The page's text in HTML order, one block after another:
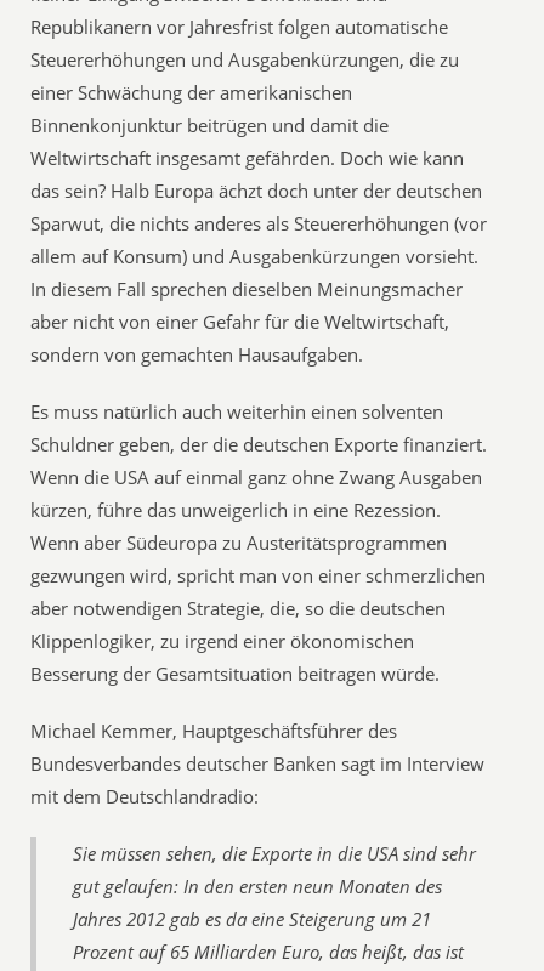
Republikanern vor Jahresfrist folgen automatische
Steuererhöhungen und Ausgabenkürzungen, die zu
einer Schwächung der amerikanischen
Binnenkonjunktur beitrügen und damit die
Weltwirtschaft insgesamt gefährden. Doch wie kann
das sein? Halb Europa ächzt doch unter der deutschen
Sparwut, die nichts anderes als Steuererhöhungen (vor
allem auf Konsum) und Ausgabenkürzungen vorsieht.
In diesem Fall sprechen dieselben Meinungsmacher
aber nicht von einer Gefahr für die Weltwirtschaft,
sondern von gemachten Hausaufgaben.
Es muss natürlich auch weiterhin einen solventen
Schuldner geben, der die deutschen Exporte finanziert.
Wenn die USA auf einmal ganz ohne Zwang Ausgaben
kürzen, führe das unweigerlich in eine Rezession.
Wenn aber Südeuropa zu Austeritätsprogrammen
gezwungen wird, spricht man von einer schmerzlichen
aber notwendigen Strategie, die, so die deutschen
Klippenlogiker, zu irgend einer ökonomischen
Besserung der Gesamtsituation beitragen würde.
Michael Kemmer, Hauptgeschäftsführer des
Bundesverbandes deutscher Banken sagt im Interview
mit dem Deutschlandradio:
Sie müssen sehen, die Exporte in die USA sind sehr
gut gelaufen: In den ersten neun Monaten des
Jahres 2012 gab es da eine Steigerung um 21
Prozent auf 65 Milliarden Euro, das heißt, das ist